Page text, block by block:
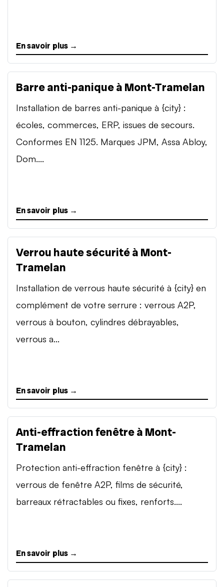
En savoir plus →
Barre anti-panique à Mont-Tramelan
Installation de barres anti-panique à {city} :
écoles, commerces, ERP, issues de secours.
Conformes EN 1125. Marques JPM, Assa Abloy,
Dom....
En savoir plus →
Verrou haute sécurité à Mont-
Tramelan
Installation de verrous haute sécurité à {city} en
complément de votre serrure : verrous A2P,
verrous à bouton, cylindres débrayables,
verrous a...
En savoir plus →
Anti-effraction fenêtre à Mont-
Tramelan
Protection anti-effraction fenêtre à {city} :
verrous de fenêtre A2P, films de sécurité,
barreaux rétractables ou fixes, renforts....
En savoir plus →